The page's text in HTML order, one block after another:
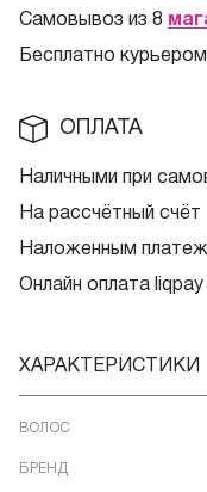
Самовывоз из 8
Бесплатно
ОПЛАТА
Наличными при
На рассчётный счёт
Наложенным
Онлайн оплата liqpay
ХАРАКТЕРИСТИКИ
ВОЛОС
БРЕНД